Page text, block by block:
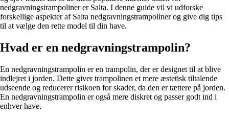
nedgravningstrampoliner er Salta. I denne guide vil vi udforske
forskellige aspekter af Salta nedgravningstrampoliner og give dig tips
til at vælge den rette model til din have.
Hvad er en nedgravningstrampolin?
En nedgravningstrampolin er en trampolin, der er designet til at blive
indlejret i jorden. Dette giver trampolinen et mere æstetisk tiltalende
udseende og reducerer risikoen for skader, da den er tættere på jorden.
En nedgravningstrampolin er også mere diskret og passer godt ind i
enhver have.